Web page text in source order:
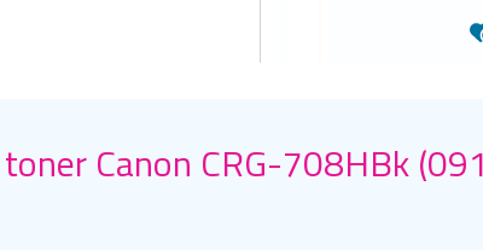
Canon CRG-708HBk